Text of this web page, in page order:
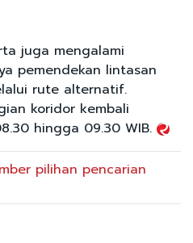
juga mengalami
pemendekan lintasan
rute alternatif.
koridor kembali
hingga 09.30 WIB.
pilihan pencarian